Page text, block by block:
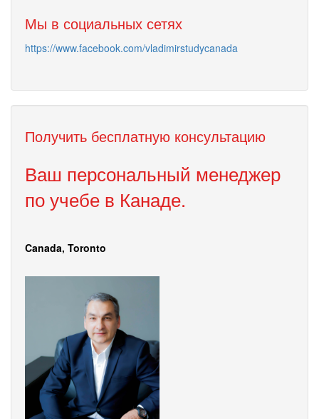
Мы в социальных сетях
https://www.facebook.com/vladimirstudycanada
Получить бесплатную консультацию
Ваш персональный менеджер
по учебе в Канаде.
Canada, Toronto